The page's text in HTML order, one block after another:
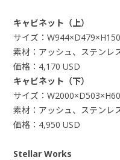
キャビネット（上）
サイズ：
素材：アッシュ、ステンレ
価格：4,170 USD
キャビネット（下）
サイズ：
素材：アッシュ、ステンレ
価格：4,950 USD
Stellar Works